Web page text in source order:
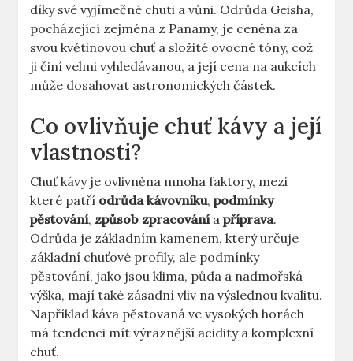
díky své vyjímečné chuti a vůni. Odrůda Geisha,
pocházející zejména z Panamy, je ceněna za
svou květinovou chuť a složité ovocné tóny, což
ji činí velmi vyhledávanou, a její cena na aukcích
může dosahovat astronomických částek.
Co ovlivňuje chuť kávy a její
vlastnosti?
Chuť kávy je ovlivněna mnoha faktory, mezi
které patří odrůda kávovníku,podmínky
pěstování, způsob zpracováníapříprava.
Odrůda je základním kamenem, který určuje
základní chuťové profily, ale podmínky
pěstování, jako jsou klima, půda a nadmořská
výška, mají také zásadní vliv na výslednou kvalitu.
Například káva pěstovaná ve vysokých horách
má tendenci mít výraznější acidity a komplexní
chuť.